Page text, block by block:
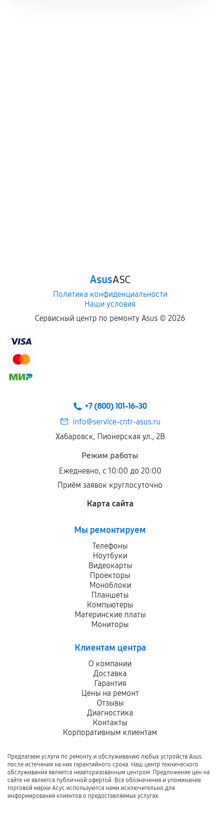
AsusASC
Политика конфиденциальности
Наши условия
Сервисный центр по ремонту Asus © 2026
+7 (800) 101-16-30
info@service-cntr-asus.ru
Хабаровск, Пионерская ул., 2В
Режим работы
Ежедневно, с 10:00 до 20:00
Приём заявок круглосуточно
Карта сайта
Мы ремонтируем
Телефоны
Ноутбуки
Видеокарты
Проекторы
Моноблоки
Планшеты
Компьютеры
Материнские платы
Мониторы
Клиентам центра
О компании
Доставка
Гарантия
Цены на ремонт
Отзывы
Диагностика
Контакты
Корпоративным клиентам
Предлагаем услуги по ремонту и обслуживанию любых устройств Asus
после истечения на них гарантийного срока. Наш центр технического
обслуживания является неавторизованным центром. Предложение цен на
сайте не является публичной офертой. Все обозначения и упоминания
торговой марки Асус используются нами исключительно для
информирования клиентов о предоставляемых услугах.